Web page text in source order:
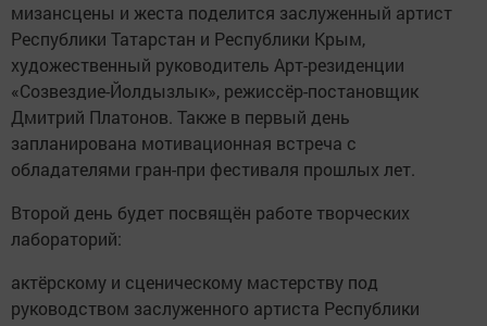
мизансцены и жеста поделится заслуженный артист
Республики Татарстан и Республики Крым,
художественный руководитель Арт-резиденции
«Созвездие-Йолдызлык», режиссёр-постановщик
Дмитрий Платонов. Также в первый день
запланирована мотивационная встреча с
обладателями гран-при фестиваля прошлых лет.
Второй день будет посвящён работе творческих
лабораторий:
актёрскому и сценическому мастерству под
руководством заслуженного артиста Республики